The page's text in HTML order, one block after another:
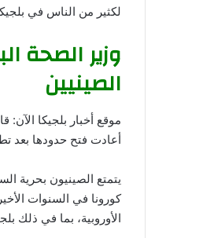
لكثير من الناس في
وزير الصحة
الصينيين
موقع أخبار بلجيكا
أعادت فتح حدودها بعد
يتمتع الصينيون بحرية
كورونا في السنوات
الأوروبية، بما في ذلك